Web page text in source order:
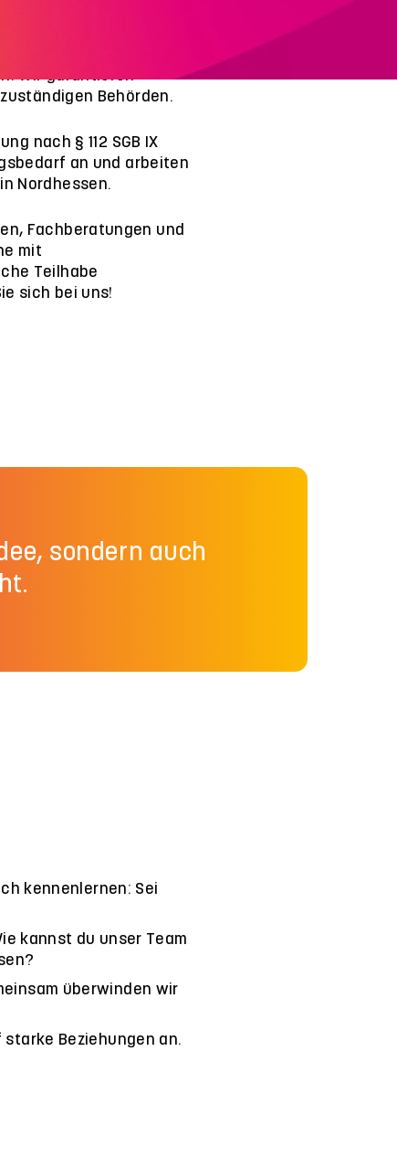
im Unterricht,
Wir garantieren
Behörden.
nach § 112 SGB IX
an und arbeiten
Nordhessen.
Fachberatungen und
mit
Teilhabe
sich bei uns!
sondern auch
kennenlernen: Sei
kannst du unser Team
überwinden wir
Beziehungen an.